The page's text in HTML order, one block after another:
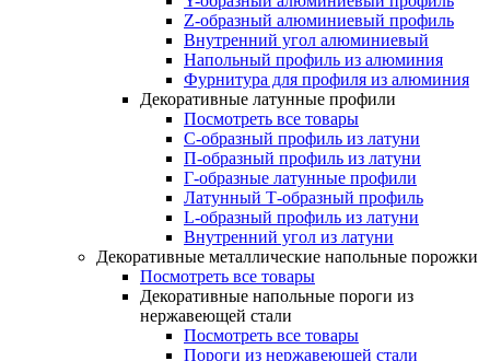
Z-образный алюминиевый профиль
Внутренний угол алюминиевый
Напольный профиль из алюминия
Фурнитура для профиля из алюминия
Декоративные латунные профили
Посмотреть все товары
C-образный профиль из латуни
П-образный профиль из латуни
Г-образные латунные профили
Латунный Т-образный профиль
L-образный профиль из латуни
Внутренний угол из латуни
Декоративные металлические напольные порожки
Посмотреть все товары
Декоративные напольные пороги из
нержавеющей стали
Посмотреть все товары
Пороги из нержавеющей стали